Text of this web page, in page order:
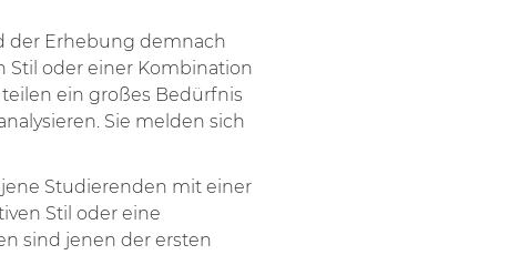
der Erhebung demnach
Stil oder einer Kombination
ein großes Bedürfnis
Sie melden sich
Studierenden mit einer
Stil oder eine
sind jenen der ersten